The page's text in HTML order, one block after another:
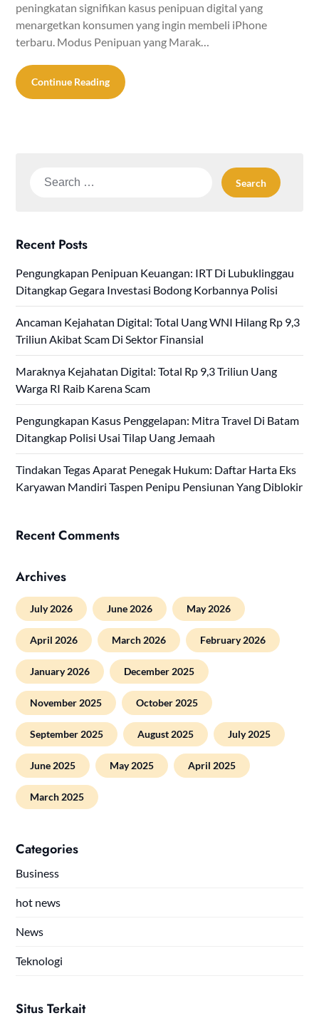
peningkatan signifikan kasus penipuan digital yang
menargetkan konsumen yang ingin membeli iPhone
terbaru. Modus Penipuan yang Marak…
Continue Reading
Search
Recent Posts
Pengungkapan Penipuan Keuangan: IRT Di Lubuklinggau
Ditangkap Gegara Investasi Bodong Korbannya Polisi
Ancaman Kejahatan Digital: Total Uang WNI Hilang Rp 9,3
Triliun Akibat Scam Di Sektor Finansial
Maraknya Kejahatan Digital: Total Rp 9,3 Triliun Uang
Warga RI Raib Karena Scam
Pengungkapan Kasus Penggelapan: Mitra Travel Di Batam
Ditangkap Polisi Usai Tilap Uang Jemaah
Tindakan Tegas Aparat Penegak Hukum: Daftar Harta Eks
Karyawan Mandiri Taspen Penipu Pensiunan Yang Diblokir
Recent Comments
Archives
July 2026 June 2026 May 2026
April 2026 March 2026 February 2026
January 2026 December 2025
November 2025 October 2025
September 2025 August 2025 July 2025
June 2025 May 2025 April 2025
March 2025
Categories
Business
hot news
News
Teknologi
Situs Terkait